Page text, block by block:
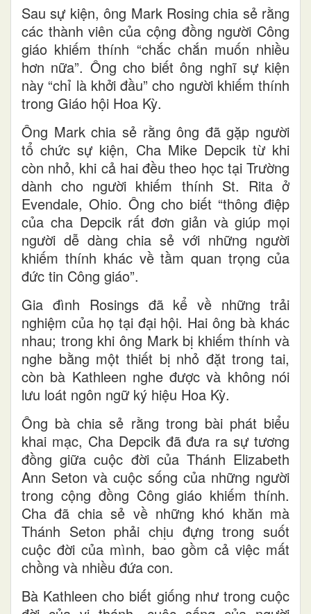
Sau sự kiện, ông Mark Rosing chia sẻ rằng
các thành viên của cộng đồng người Công
giáo khiếm thính “chắc chắn muốn nhiều
hơn nữa”. Ông cho biết ông nghĩ sự kiện
này “chỉ là khởi đầu” cho người khiếm thính
trong Giáo hội Hoa Kỳ.
Ông Mark chia sẻ rằng ông đã gặp người
tổ chức sự kiện, Cha Mike Depcik từ khi
còn nhỏ, khi cả hai đều theo học tại Trường
dành cho người khiếm thính St. Rita ở
Evendale, Ohio. Ông cho biết “thông điệp
của cha Depcik rất đơn giản và giúp mọi
người dễ dàng chia sẻ với những người
khiếm thính khác về tầm quan trọng của
đức tin Công giáo”.
Gia đình Rosings đã kể về những trải
nghiệm của họ tại đại hội. Hai ông bà khác
nhau; trong khi ông Mark bị khiếm thính và
nghe bằng một thiết bị nhỏ đặt trong tai,
còn bà Kathleen nghe được và không nói
lưu loát ngôn ngữ ký hiệu Hoa Kỳ.
Ông bà chia sẻ rằng trong bài phát biểu
khai mạc, Cha Depcik đã đưa ra sự tương
đồng giữa cuộc đời của Thánh Elizabeth
Ann Seton và cuộc sống của những người
trong cộng đồng Công giáo khiếm thính.
Cha đã chia sẻ về những khó khăn mà
Thánh Seton phải chịu đựng trong suốt
cuộc đời của mình, bao gồm cả việc mất
chồng và nhiều đứa con.
Bà Kathleen cho biết giống như trong cuộc